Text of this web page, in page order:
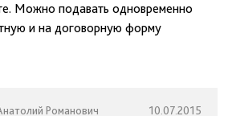
Можно подавать одновременно
и на договорную форму
Романович 10.07.2015